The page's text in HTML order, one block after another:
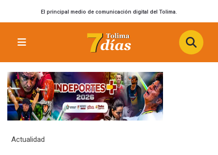
El principal medio de comunicación digital del Tolima.
Actualidad